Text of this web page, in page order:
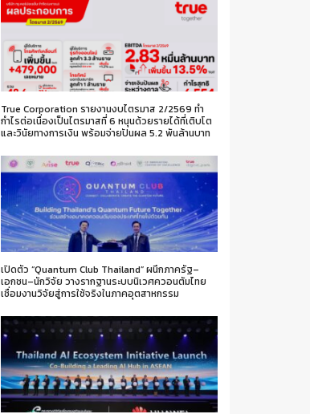
True Corporation รายงานงบไตรมาส 2/2569 ทำ
กำไรต่อเนื่องเป็นไตรมาสที่ 6 หนุนด้วยรายได้ที่เติบโต
และวินัยทางการเงิน พร้อมจ่ายปันผล 5.2 พันล้านบาท
เปิดตัว “Quantum Club Thailand” ผนึกภาครัฐ–
เอกชน–นักวิจัย วางรากฐานระบบนิเวศควอนตัมไทย
เชื่อมงานวิจัยสู่การใช้จริงในภาคอุตสาหกรรม